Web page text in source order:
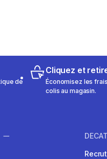
de
Cliquez et
Économisez les
colis au magasin.